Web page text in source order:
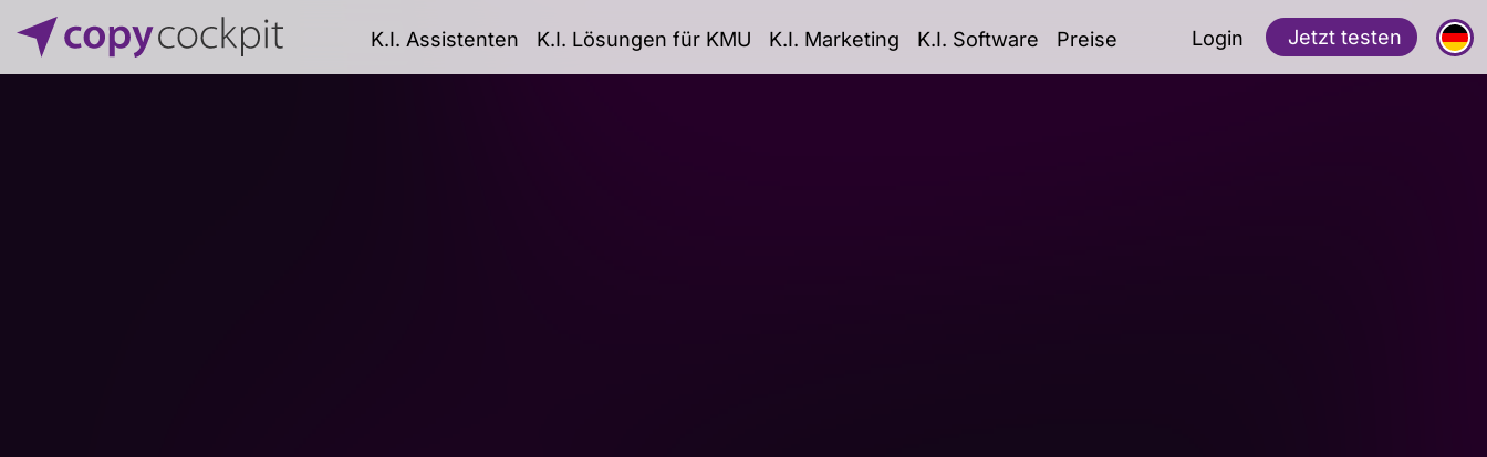
K.I. Assistenten K.I. Lösungen für KMU K.I. Marketing K.I. Software Preise Login Jetzt testen